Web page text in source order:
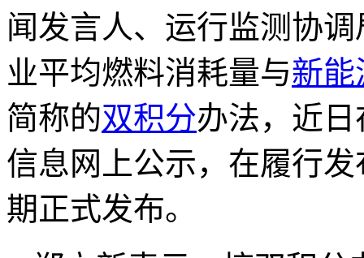
闻发言人、运行监测协
业平均燃料消耗量与新能
简称的双积分办法，近
信息网上公示，在履行
期正式发布。